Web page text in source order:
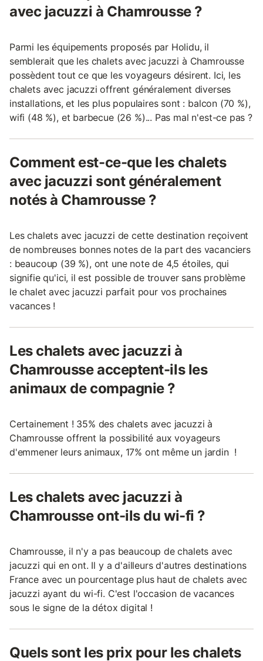
avec jacuzzi à Chamrousse ?
Parmi les équipements proposés par Holidu, il
semblerait que les chalets avec jacuzzi à Chamrousse
possèdent tout ce que les voyageurs désirent. Ici, les
chalets avec jacuzzi offrent généralement diverses
installations, et les plus populaires sont : balcon (70 %),
wifi (48 %), et barbecue (26 %)... Pas mal n'est-ce pas ?
Comment est-ce-que les chalets
avec jacuzzi sont généralement
notés à Chamrousse ?
Les chalets avec jacuzzi de cette destination reçoivent
de nombreuses bonnes notes de la part des vacanciers
: beaucoup (39 %), ont une note de 4,5 étoiles, qui
signifie qu'ici, il est possible de trouver sans problème
le chalet avec jacuzzi parfait pour vos prochaines
vacances !
Les chalets avec jacuzzi à
Chamrousse acceptent-ils les
animaux de compagnie ?
Certainement ! 35% des chalets avec jacuzzi à
Chamrousse offrent la possibilité aux voyageurs
d'emmener leurs animaux, 17% ont même un jardin !
Les chalets avec jacuzzi à
Chamrousse ont-ils du wi-fi ?
Chamrousse, il n'y a pas beaucoup de chalets avec
jacuzzi qui en ont. Il y a d'ailleurs d'autres destinations
France avec un pourcentage plus haut de chalets avec
jacuzzi ayant du wi-fi. C'est l'occasion de vacances
sous le signe de la détox digital !
Quels sont les prix pour les chalets